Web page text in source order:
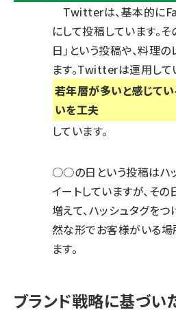
Twitterは、基本的に
にして投稿しています。
日」という投稿や、料理
ます。Twitterは運用して
若年層が多いと感じて
いを工夫
しています。
○○の日という投稿はハ
イートしていますが、そ
増えて、ハッシュタグを
然な形でお客様がいる場
ます。
ブランド戦略に基づ